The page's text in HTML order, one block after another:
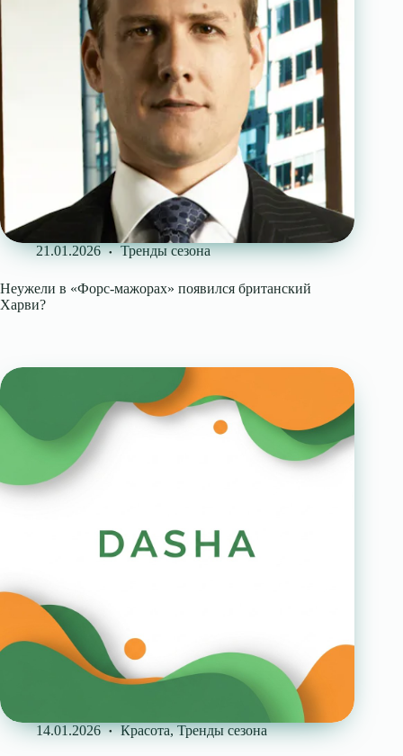
21.01.2026 Тренды сезона
Неужели в «Форс-мажорах» появился британский
Харви?
14.01.2026 Красота,Тренды сезона